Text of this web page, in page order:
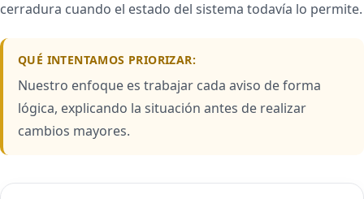
cerradura cuando el estado del sistema todavía lo permite.
QUÉ INTENTAMOS PRIORIZAR:
Nuestro enfoque es trabajar cada aviso de forma
lógica, explicando la situación antes de realizar
cambios mayores.